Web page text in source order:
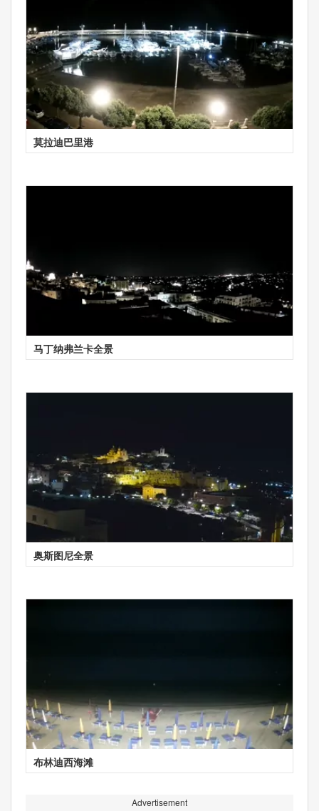
莫拉迪巴里港
马丁纳弗兰卡全景
奥斯图尼全景
布林迪西海滩
Advertisement